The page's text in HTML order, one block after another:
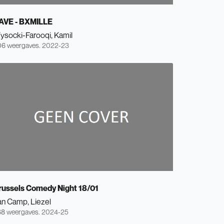
- BXMILLE
Farooqi, Kamil
weergaves. 2022-23
Comedy Night 18/01
Camp, Liezel
weergaves. 2024-25